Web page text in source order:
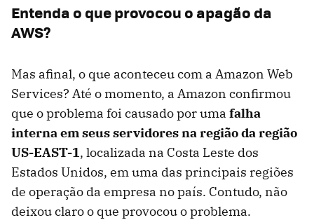
Entenda o que provocou o apagão da
AWS?
Mas afinal, o que aconteceu com a Amazon Web
Services? Até o momento, a Amazon confirmou
que o problema foi causado por uma falha
interna em seus servidores na região da região
US-EAST-1, localizada na Costa Leste dos
Estados Unidos, em uma das principais regiões
de operação da empresa no país. Contudo, não
deixou claro o que provocou o problema.